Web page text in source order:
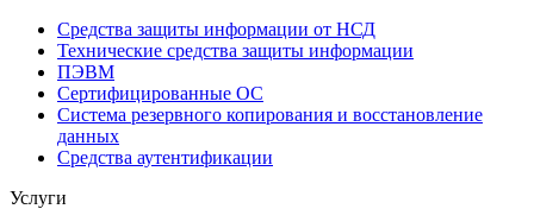
Средства защиты информации от НСД
Технические средства защиты информации
ПЭВМ
Сертифицированные ОС
Система резервного копирования и восстановление
данных
Средства аутентификации
Услуги